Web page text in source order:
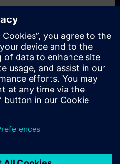
mellan inlärningsformaten